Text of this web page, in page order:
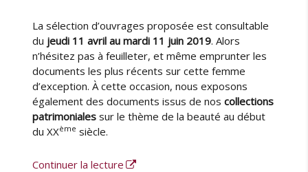
La sélection d’ouvrages proposée est consultable
du jeudi 11 avril au mardi 11 juin 2019. Alors
n’hésitez pas à feuilleter, et même emprunter les
documents les plus récents sur cette femme
d’exception. À cette occasion, nous exposons
également des documents issus de noscollections
patrimoniales sur le thème de la beauté au début
du XXème siècle.
Continuer la lecture de « Présentation d’ouvrages sur